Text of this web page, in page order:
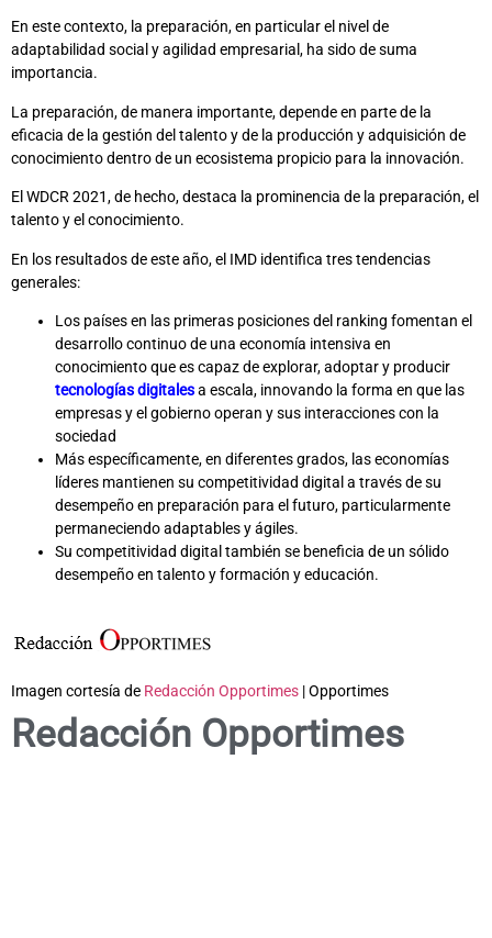
En este contexto, la preparación, en particular el nivel de
adaptabilidad social y agilidad empresarial, ha sido de suma
importancia.
La preparación, de manera importante, depende en parte de la
eficacia de la gestión del talento y de la producción y adquisición de
conocimiento dentro de un ecosistema propicio para la innovación.
El WDCR 2021, de hecho, destaca la prominencia de la preparación, el
talento y el conocimiento.
En los resultados de este año, el IMD identifica tres tendencias
generales:
Los países en las primeras posiciones del ranking fomentan el
desarrollo continuo de una economía intensiva en
conocimiento que es capaz de explorar, adoptar y producir
tecnologías digitalesa escala, innovando la forma en que las
empresas y el gobierno operan y sus interacciones con la
sociedad
Más específicamente, en diferentes grados, las economías
líderes mantienen su competitividad digital a través de su
desempeño en preparación para el futuro, particularmente
permaneciendo adaptables y ágiles.
Su competitividad digital también se beneficia de un sólido
desempeño en talento y formación y educación.
Imagen cortesía de Redacción Opportimes | Opportimes
Redacción Opportimes